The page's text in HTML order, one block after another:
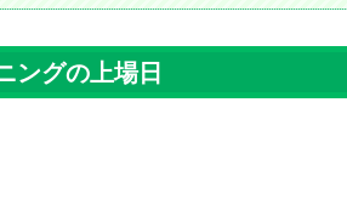
ングの上場日